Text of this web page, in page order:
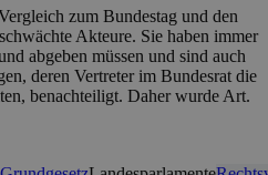
zum Bundestag und den
Akteure. Sie haben immer
abgeben müssen und sind auch
deren Vertreter im Bundesrat die
benachteiligt. Daher wurde Art.